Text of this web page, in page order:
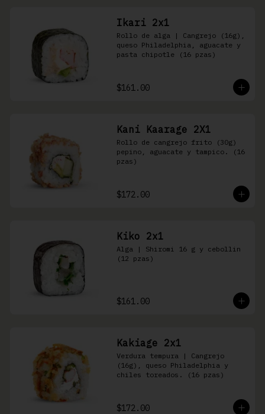
Ikari 2x1
Rollo de alga | Cangrejo (16g),
queso Philadelphia, aguacate y
pasta chipotle (16 pzas)
$161.00
Kani Kaarage 2X1
Rollo de cangrejo frito (30g)
pepino, aguacate y tampico. (16
pzas)
$172.00
Kiko 2x1
Alga | Shiromi 16 g y cebollin
(12 pzas)
$161.00
Kakiage 2x1
Verdura tempura | Cangrejo
(16g), queso Philadelphia y
chiles toreados. (16 pzas)
$172.00